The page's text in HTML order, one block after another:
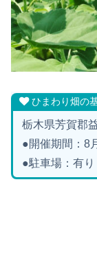
ひまわり畑の
栃木県芳賀郡
●開催期間：8
●駐車場：有り